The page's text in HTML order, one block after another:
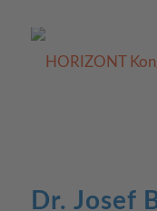
Dr. Josef